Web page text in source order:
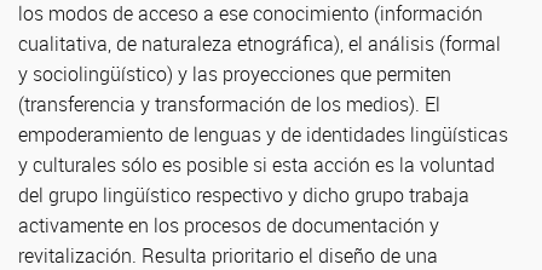
los modos de acceso a ese conocimiento (información
cualitativa, de naturaleza etnográfica), el análisis (formal
y sociolingüístico) y las proyecciones que permiten
(transferencia y transformación de los medios). El
empoderamiento de lenguas y de identidades lingüísticas
y culturales sólo es posible si esta acción es la voluntad
del grupo lingüístico respectivo y dicho grupo trabaja
activamente en los procesos de documentación y
revitalización. Resulta prioritario el diseño de una